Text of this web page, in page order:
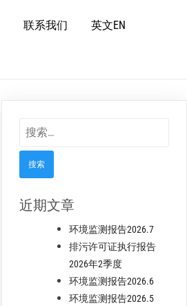
联系我们 英文EN
搜
索：
近期文章
环境监测报告2026.7
排污许可证执行报告
2026年2季度
环境监测报告2026.6
环境监测报告2026.5